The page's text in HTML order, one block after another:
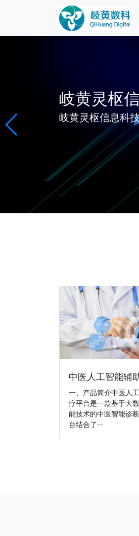
岐黄灵枢
岐黄灵枢信息科
中医人工智能辅
一、产品简介中医人
疗平台是一款基于大
能技术的中医智能诊
台结合了···